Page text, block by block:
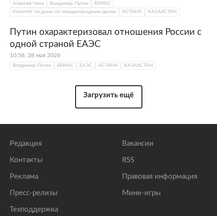
Алексей Чепа Владимир Путин
БРИКС
Комитет госдумы по международным делам
АСТАНА КАЗАХСТАН
Путин охарактеризовал отношения России с
одной страной ЕАЭС
10:58, 28 мая 2026
Владимир Путин БРИКС ЕАЭС АСТАНА КАЗАХСТАН
Загрузить ещё
Редакция
Контакты
Реклама
Пресс-релизы
Техподдержка
Вакансии
RSS
Правовая информация
Мини-игры